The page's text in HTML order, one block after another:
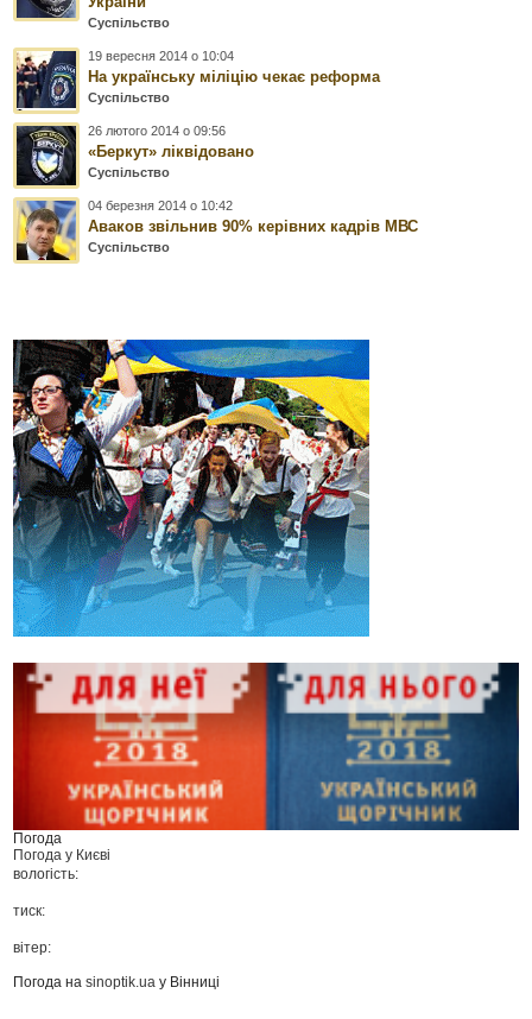
Суспільство
19 вересня 2014 о 10:04
На українську міліцію чекає реформа
Суспільство
26 лютого 2014 о 09:56
«Беркут» ліквідовано
Суспільство
04 березня 2014 о 10:42
Аваков звільнив 90% керівних кадрів МВС
Суспільство
Погода
Погода у Києві
вологість:
тиск:
вітер:
Погода наsinoptik.ua у Вінниці